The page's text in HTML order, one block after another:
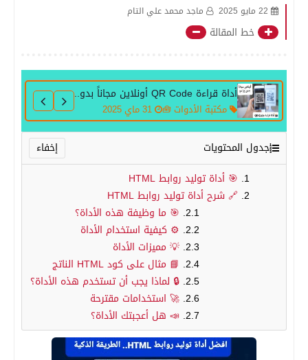
22 مايو 2025 ماجد محمد علي التام
خط المقالة
أداة قراءة QR Code أونلاين مجاناً بدون برامج
مكتبة الأدوات 🧰 31 ماي 2025
جدول المحتويات
🎯 أداة توليد روابط HTML
🔗 شرح أداة توليد روابط HTML
🎯 ما وظيفة هذه الأداة؟
⚙️ كيفية استخدام الأداة
💡 مميزات الأداة
📘 مثال على كود HTML الناتج
🔒 لماذا يجب أن تستخدم هذه الأداة؟
🚀 استخدامات مقترحة
📣 هل أعجبتك الأداة؟